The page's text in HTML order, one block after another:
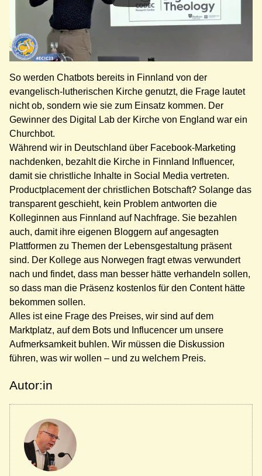
So werden Chatbots bereits in Finnland von der
evangelisch-lutherischen Kirche genutzt, die Frage lautet
nicht ob, sondern wie sie zum Einsatz kommen. Der
Gewinner des Digital Lab der Kirche von England war ein
Churchbot.
Während wir in Deutschland über Facebook-Marketing
nachdenken, bezahlt die Kirche in Finnland Influencer,
damit sie christliche Inhalte in Social Media vertreten.
Productplacement der christlichen Botschaft? Solange das
transparent geschieht, kein Problem antworten die
Kolleginnen aus Finnland auf Nachfrage. Sie bezahlen
auch, damit ihre eigenen Bloggern auf angesagten
Plattformen zu Themen der Lebensgestaltung präsent
sind. Der Kollege aus Norwegen fragt etwas verwundert
nach und findet, dass man besser hätte verhandeln sollen,
so dass man die Präsenz kostenlos für den Content hätte
bekommen sollen.
Alles ist eine Frage des Preises, wir sind auf dem
Marktplatz, auf dem Bots und Influcencer um unsere
Aufmerksamkeit buhlen. Wir müssen die Diskussion
führen, was wir wollen – und zu welchem Preis.
Autor:in